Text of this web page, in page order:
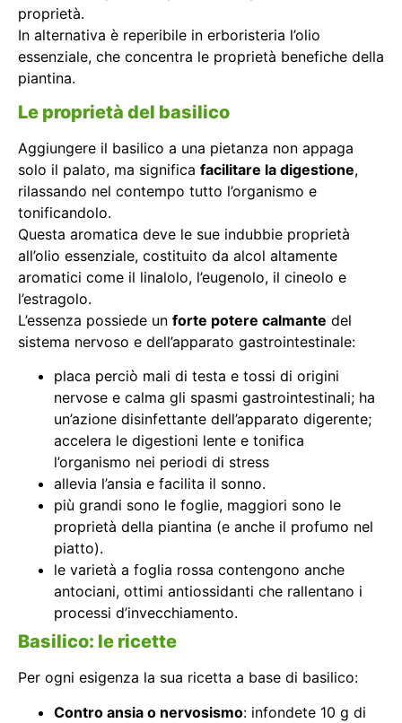
proprietà.
In alternativa è reperibile in erboristeria l’olio
essenziale, che concentra le proprietà benefiche della
piantina.
Le proprietà del basilico
Aggiungere il basilico a una pietanza non appaga
solo il palato, ma significa facilitare la digestione,
rilassando nel contempo tutto l’organismo e
tonificandolo.
Questa aromatica deve le sue indubbie proprietà
all’olio essenziale, costituito da alcol altamente
aromatici come il linalolo, l’eugenolo, il cineolo e
l’estragolo.
L’essenza possiede un forte potere calmante del
sistema nervoso e dell’apparato gastrointestinale:
placa perciò mali di testa e tossi di origini
nervose e calma gli spasmi gastrointestinali; ha
un’azione disinfettante dell’apparato digerente;
accelera le digestioni lente e tonifica
l’organismo nei periodi di stress
allevia l’ansia e facilita il sonno.
più grandi sono le foglie, maggiori sono le
proprietà della piantina (e anche il profumo nel
piatto).
le varietà a foglia rossa contengono anche
antociani, ottimi antiossidanti che rallentano i
processi d’invecchiamento.
Basilico: le ricette
Per ogni esigenza la sua ricetta a base di basilico:
Contro ansia o nervosismo: infondete 10 g di